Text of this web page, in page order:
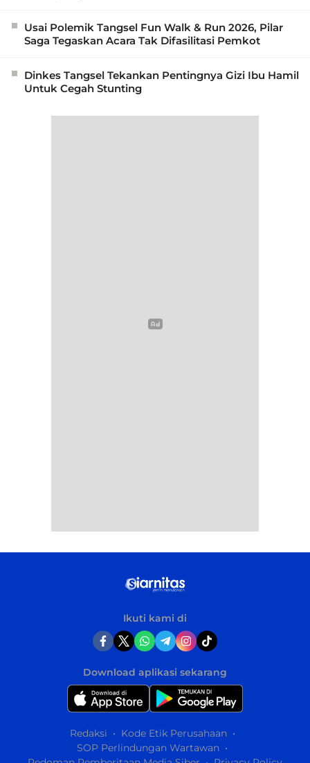
Usai Polemik Tangsel Fun Walk & Run 2026, Pilar
Saga Tegaskan Acara Tak Difasilitasi Pemkot
Dinkes Tangsel Tekankan Pentingnya Gizi Ibu Hamil
Untuk Cegah Stunting
Ikuti kami di
Download aplikasi sekarang
Redaksi
Kode Etik Perusahaan
SOP Perlindungan Wartawan